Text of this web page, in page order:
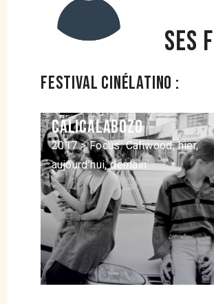
Ses
Festival Cinélatino :
Calicalabozo
2017 > Focus: Caliwood, hier,
aujourd'hui, demain